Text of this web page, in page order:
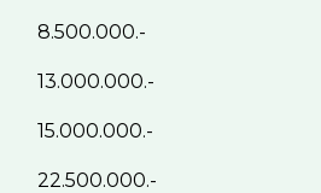
8.500.000.-
13.000.000.-
15.000.000.-
22.500.000.-